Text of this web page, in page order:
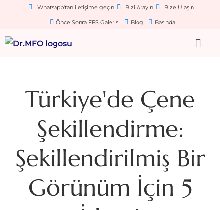
Whatsapp'tan iletişime geçin Bizi Arayın Bize Ulaşın
Önce Sonra FFS Galerisi Blog Basında
Türkiye'de Çene
Şekillendirme:
Şekillendirilmiş Bir
Görünüm İçin 5